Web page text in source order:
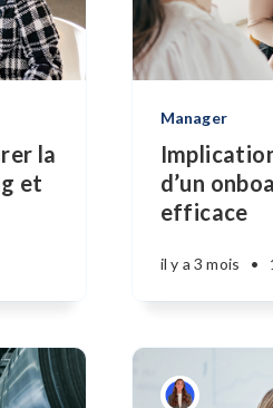
la
et
Manager
d’un
efficace
il y a 3 mois •